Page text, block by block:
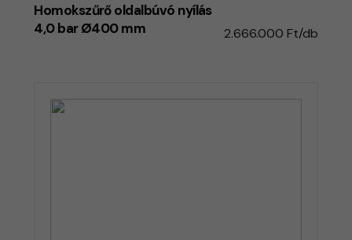
Homokszűrő oldalbúvó nyílás
4,0 bar Ø400 mm
2.666.000 Ft/db